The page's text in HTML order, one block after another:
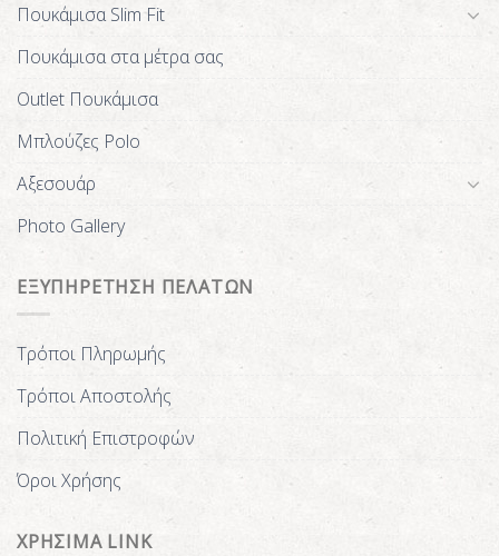
Πουκάμισα Slim Fit
Πουκάμισα στα μέτρα σας
Outlet Πουκάμισα
Μπλούζες Polo
Αξεσουάρ
Photo Gallery
ΕΞΥΠΗΡΕΤΗΣΗ ΠΕΛΑΤΩΝ
Τρόποι Πληρωμής
Τρόποι Αποστολής
Πολιτική Επιστροφών
Όροι Χρήσης
ΧΡΗΣΙΜΑ LINK